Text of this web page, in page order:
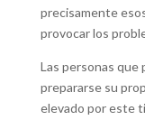
precisamente
provocar los
Las personas
prepararse su
elevado por este